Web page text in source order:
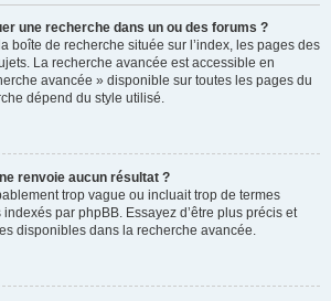
une recherche dans un ou des forums ?
boîte de recherche située sur l’index, les pages des
La recherche avancée est accessible en
avancée » disponible sur toutes les pages du
dépend du style utilisé.
renvoie aucun résultat ?
trop vague ou incluait trop de termes
par phpBB. Essayez d’être plus précis et
disponibles dans la recherche avancée.